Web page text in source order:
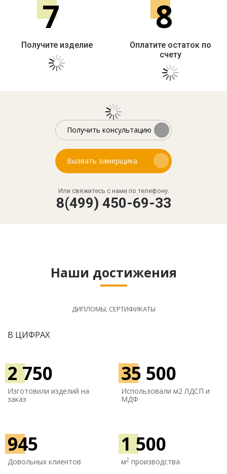
7
Получите изделие
8
Оплатите остаток по
счету
Получить консультацию
Вызвать замерщика
Или свяжитесь с нами по телефону:
8(499) 450-69-33
Наши достижения
ДИПЛОМЫ, СЕРТИФИКАТЫ
В ЦИФРАХ
2 750
Изготовили изделий на
заказ
35 500
Использовали м2 ЛДСП и
МДФ
945
Довольных клиентов
1 500
м2 производства